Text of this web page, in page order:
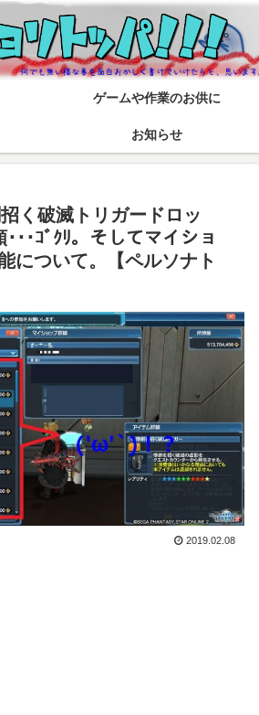
ゲームや作業のお供に
お知らせ
招く破滅トリガードロッ
･･ｺﾞｸﾘ。そしてマイショ
について。【ペルソナト
2019.02.08